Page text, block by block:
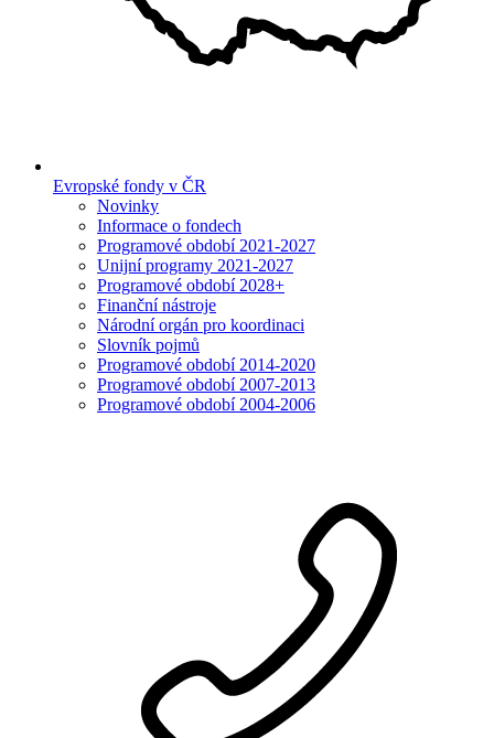
Evropské fondy v ČR
Novinky
Informace o fondech
Programové období 2021-2027
Unijní programy 2021-2027
Programové období 2028+
Finanční nástroje
Národní orgán pro koordinaci
Slovník pojmů
Programové období 2014-2020
Programové období 2007-2013
Programové období 2004-2006